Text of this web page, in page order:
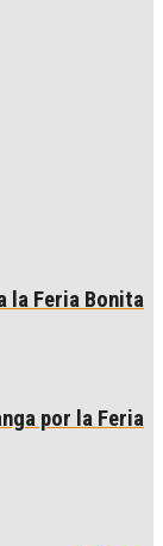
la Feria Bonita
por la Feria